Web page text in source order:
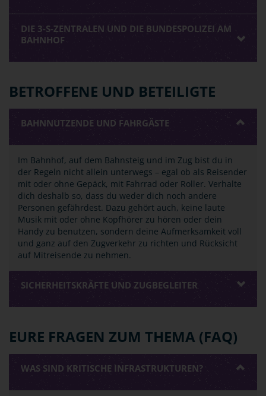
DIE 3-S-ZENTRALEN UND DIE BUNDESPOLIZEI AM
BAHNHOF
BETROFFENE UND BETEILIGTE
BAHNNUTZENDE UND FAHRGÄSTE
Im Bahnhof, auf dem Bahnsteig und im Zug bist du in
der Regeln nicht allein unterwegs – egal ob als Reisender
mit oder ohne Gepäck, mit Fahrrad oder Roller. Verhalte
dich deshalb so, dass du weder dich noch andere
Personen gefährdest. Dazu gehört auch, keine laute
Musik mit oder ohne Kopfhörer zu hören oder dein
Handy zu benutzen, sondern deine Aufmerksamkeit voll
und ganz auf den Zugverkehr zu richten und Rücksicht
auf Mitreisende zu nehmen.
SICHERHEITSKRÄFTE UND ZUGBEGLEITER
EURE FRAGEN ZUM THEMA (FAQ)
WAS SIND KRITISCHE INFRASTRUKTUREN?